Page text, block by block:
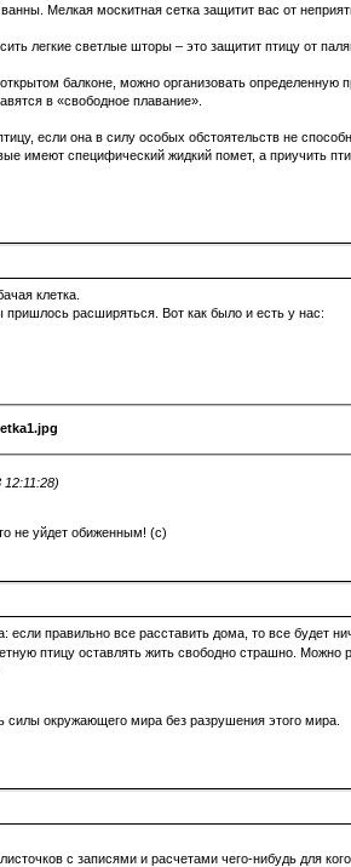
Мелкая москитная сетка защитит вас от
легкие светлые шторы – это защитит птицу от
балконе, можно организовать
в «свободное плавание».
если она в силу особых обстоятельств не
имеют специфический жидкий помет, а приучить
клетка.
расширяться. Вот как было и есть у нас:
не уйдет обиженным! (c)
если правильно все расставить дома, то все будет
птицу оставлять жить свободно страшно.
силы окружающего мира без разрушения этого мира.
с записями и расчетами чего-нибудь для